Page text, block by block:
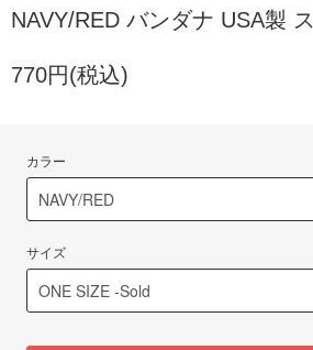
NAVY/RED バンダナ USA製
770円(税込)
カラー
サイズ